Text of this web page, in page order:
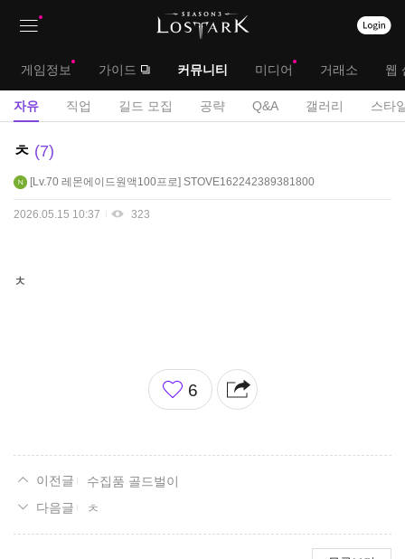
대
메
게임정보 가이드 커뮤니티 미디어 거래소 웹
서
자유 직업 길드 모집 공략 Q&A 갤러리 스타
자
게
ㅊ 7
Lv.70 레몬에이드원액100프로 STOVE162242389381800
2026.05.15 10:37 323
ㅊ
좋
아
6
수집품 골드벌이
ㅊ